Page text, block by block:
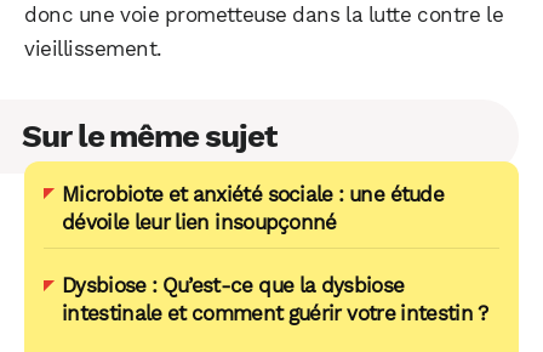
donc une voie prometteuse dans la lutte contre le
vieillissement.
Sur le même sujet
Microbiote et anxiété sociale : une étude
dévoile leur lien insoupçonné
Dysbiose : Qu’est-ce que la dysbiose
intestinale et comment guérir votre intestin ?